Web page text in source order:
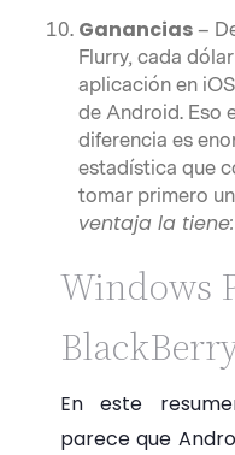
Ganancias –
Flurry, cada
aplicación en
de Android. Eso
diferencia es
estadística que
tomar primero
ventaja la tiene:
Windows
En este
parece que